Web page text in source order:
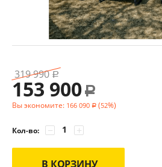
319 990 Р
153 900 Р
Вы экономите: 166 090 Р (52%)
Кол-во: +
−
В КОРЗИНУ